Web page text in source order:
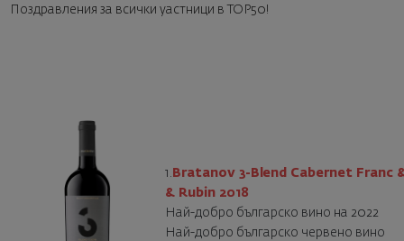
Поздравления за всички уастници в TOP50!
1. Bratanov 3-Blend Cabernet Franc
& Rubin 2018
Най-добро българско вино на 2022
Най-добро българско червено вино